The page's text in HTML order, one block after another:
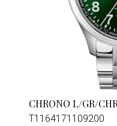
CHRONO L/GR/
T1164171109200